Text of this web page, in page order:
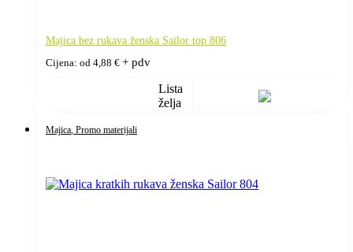
Majica bez rukava ženska Sailor top 806
Cijena: od 4,88 € + pdv
Lista
želja
Majica, Promo materijali